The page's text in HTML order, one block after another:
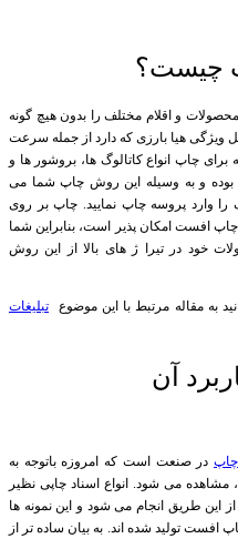
چیست؟
و اقلام مختلف را بدون هیچ گونه
هیا بارزی که دارد از جمله سرعت
چاپ انواع کاتالوگ ها، بروشور ها و
و به وسیله این روش چاپ شما می
را وارد پروسه چاپ نمایید. چاپ بر روی
افست امکان پذیر است، بنابراین شما
خود در تیرا ژ های بالا از این روش
به مقاله مرتبط با این موضوع تبلیغات
آن
در صنعت است که امروزه باتوجه به
می شود. انواع اسناد چاپی نظیر
این طریق انجام می شود و این نمونه ها
افست تولید شده اند. به بیان ساده تر از